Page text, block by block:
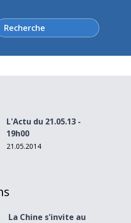
L'Actu du 21.05.13 -
19h00
21.05.2014
de Chillon
La Chine s'invite au